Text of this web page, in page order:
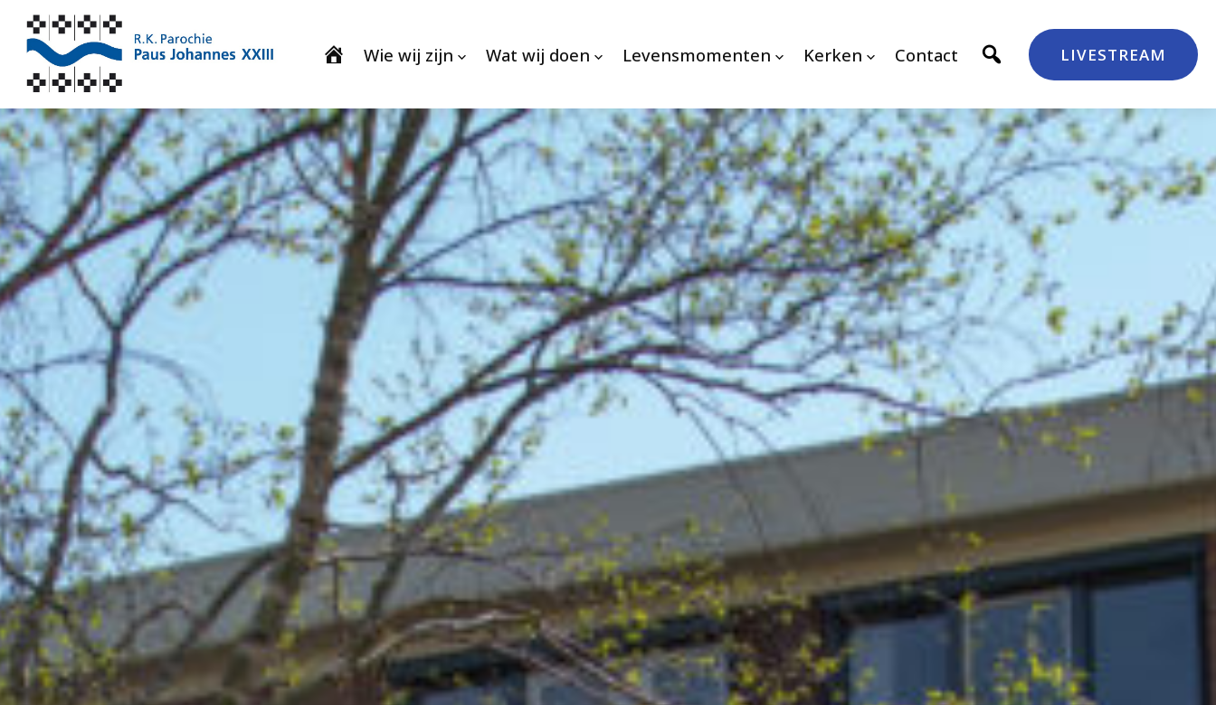
Wie wij zijn Wat wij doen Levensmomenten Kerken Contact LIVESTREAM